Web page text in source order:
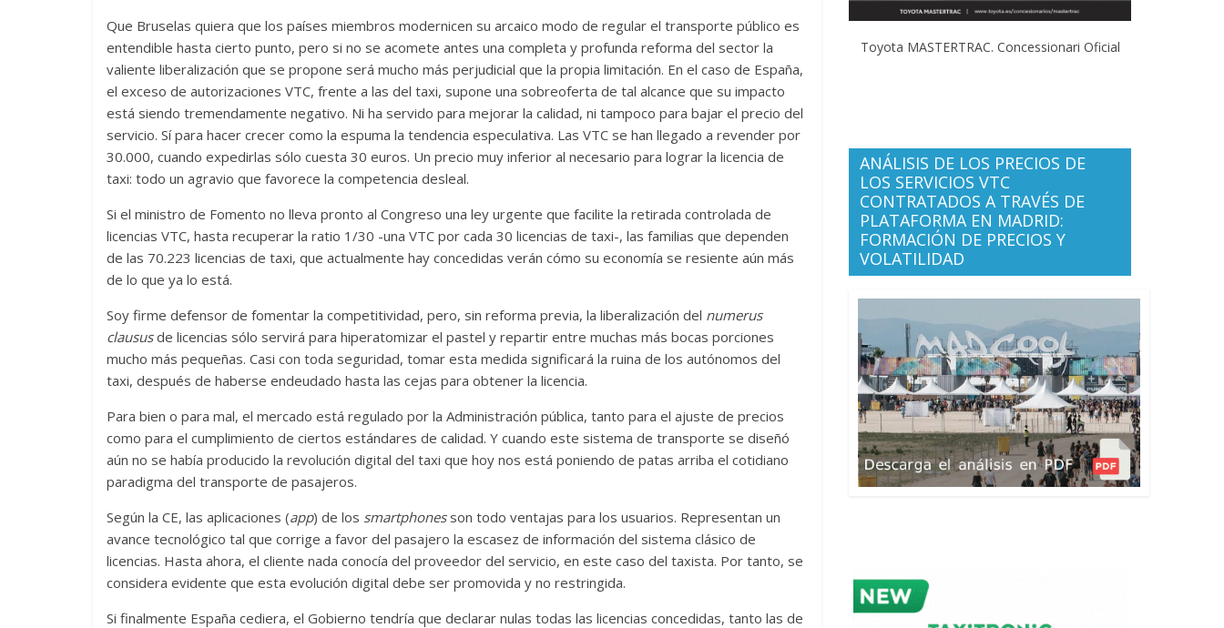
Que Bruselas quiera que los países miembros modernicen su arcaico modo de regular el transporte público es
entendible hasta cierto punto, pero si no se acomete antes una completa y profunda reforma del sector la
valiente liberalización que se propone será mucho más perjudicial que la propia limitación. En el caso de España,
el exceso de autorizaciones VTC, frente a las del taxi, supone una sobreoferta de tal alcance que su impacto
está siendo tremendamente negativo. Ni ha servido para mejorar la calidad, ni tampoco para bajar el precio del
servicio. Sí para hacer crecer como la espuma la tendencia especulativa. Las VTC se han llegado a revender por
30.000, cuando expedirlas sólo cuesta 30 euros. Un precio muy inferior al necesario para lograr la licencia de
taxi: todo un agravio que favorece la competencia desleal.
Si el ministro de Fomento no lleva pronto al Congreso una ley urgente que facilite la retirada controlada de
licencias VTC, hasta recuperar la ratio 1/30 -una VTC por cada 30 licencias de taxi-, las familias que dependen
de las 70.223 licencias de taxi, que actualmente hay concedidas verán cómo su economía se resiente aún más
de lo que ya lo está.
Soy firme defensor de fomentar la competitividad, pero, sin reforma previa, la liberalización del numerus
claususde licencias sólo servirá para hiperatomizar el pastel y repartir entre muchas más bocas porciones
mucho más pequeñas. Casi con toda seguridad, tomar esta medida significará la ruina de los autónomos del
taxi, después de haberse endeudado hasta las cejas para obtener la licencia.
Para bien o para mal, el mercado está regulado por la Administración pública, tanto para el ajuste de precios
como para el cumplimiento de ciertos estándares de calidad. Y cuando este sistema de transporte se diseñó
aún no se había producido la revolución digital del taxi que hoy nos está poniendo de patas arriba el cotidiano
paradigma del transporte de pasajeros.
Según la CE, las aplicaciones (app) de los smartphonesson todo ventajas para los usuarios. Representan un
avance tecnológico tal que corrige a favor del pasajero la escasez de información del sistema clásico de
licencias. Hasta ahora, el cliente nada conocía del proveedor del servicio, en este caso del taxista. Por tanto, se
considera evidente que esta evolución digital debe ser promovida y no restringida.
Si finalmente España cediera, el Gobierno tendría que declarar nulas todas las licencias concedidas, tanto las de
Toyota MASTERTRAC. Concessionari Oficial
ANÁLISIS DE LOS PRECIOS DE
LOS SERVICIOS VTC
CONTRATADOS A TRAVÉS DE
PLATAFORMA EN MADRID:
FORMACIÓN DE PRECIOS Y
VOLATILIDAD